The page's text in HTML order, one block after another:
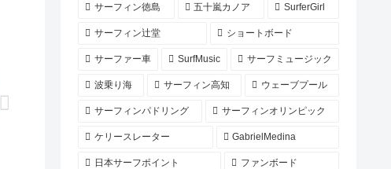
サーフィン徳島 五十嵐カノア SurferGirl
サーフィン辻堂 ショートボード
サーファー車 SurfMusic サーフミュージック
波乗り海 サーフィン高知 ウェーブプール
サーフィンパドリング サーフィンオリンピック
ケリースレーター GabrielMedina
日本サーフポイント ファンボード